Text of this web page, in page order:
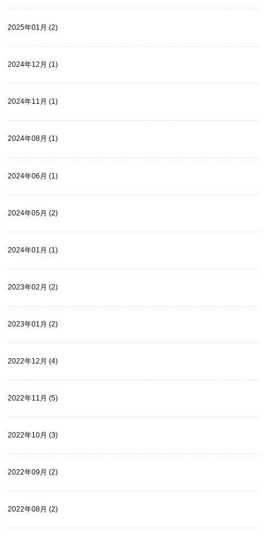
2025年01月 (2)
2024年12月 (1)
2024年11月 (1)
2024年08月 (1)
2024年06月 (1)
2024年05月 (2)
2024年01月 (1)
2023年02月 (2)
2023年01月 (2)
2022年12月 (4)
2022年11月 (5)
2022年10月 (3)
2022年09月 (2)
2022年08月 (2)